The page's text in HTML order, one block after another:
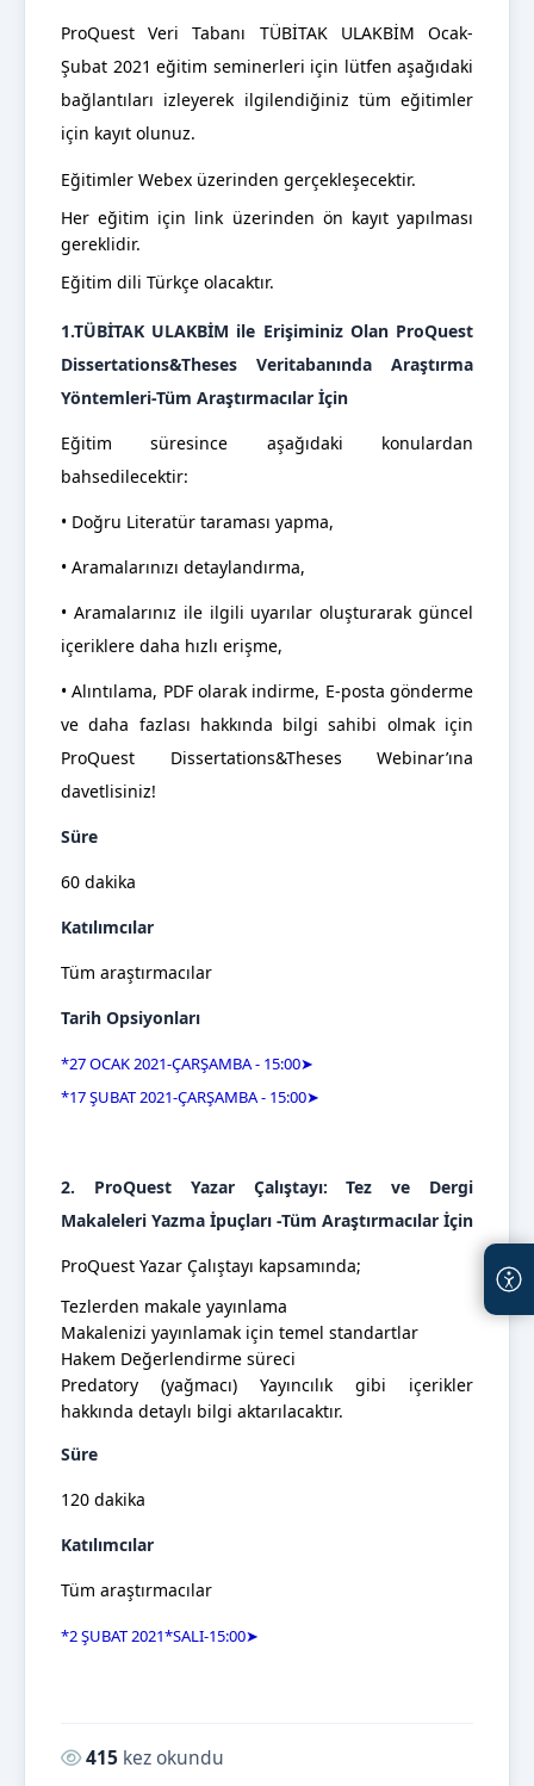
ProQuest Veri Tabanı TÜBİTAK ULAKBİM Ocak-
Şubat 2021 eğitim seminerleri için lütfen aşağıdaki
bağlantıları izleyerek ilgilendiğiniz tüm eğitimler
için kayıt olunuz.
Eğitimler Webex üzerinden gerçekleşecektir.
Her eğitim için link üzerinden ön kayıt yapılması
gereklidir.
Eğitim dili Türkçe olacaktır.
1.TÜBİTAK ULAKBİM ile Erişiminiz Olan ProQuest
Dissertations&Theses Veritabanında Araştırma
Yöntemleri-Tüm Araştırmacılar İçin
Eğitim süresince aşağıdaki konulardan
bahsedilecektir:
• Doğru Literatür taraması yapma,
• Aramalarınızı detaylandırma,
• Aramalarınız ile ilgili uyarılar oluşturarak güncel
içeriklere daha hızlı erişme,
• Alıntılama, PDF olarak indirme, E-posta gönderme
ve daha fazlası hakkında bilgi sahibi olmak için
ProQuest Dissertations&Theses Webinar’ına
davetlisiniz!
Süre
60 dakika
Katılımcılar
Tüm araştırmacılar
Tarih Opsiyonları
*27 OCAK 2021-ÇARŞAMBA - 15:00➤
*17 ŞUBAT 2021-ÇARŞAMBA - 15:00➤
2.
ProQuest Yazar Çalıştayı: Tez ve Dergi
Makaleleri Yazma İpuçları -Tüm Araştırmacılar İçin
ProQuest Yazar Çalıştayı kapsamında;
Tezlerden makale yayınlama
Makalenizi yayınlamak için temel standartlar
Hakem Değerlendirme süreci
Predatory (yağmacı) Yayıncılık gibi içerikler
hakkında detaylı bilgi aktarılacaktır.
Süre
120 dakika
Katılımcılar
Tüm araştırmacılar
*2 ŞUBAT 2021*SALI-15:00➤
Okunma sayısı:
415 kez okundu